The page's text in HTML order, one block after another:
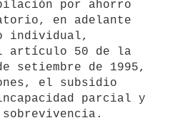
por ahorro
en adelante
individual,
artículo 50 de la
setiembre de 1995,
el subsidio
parcial y